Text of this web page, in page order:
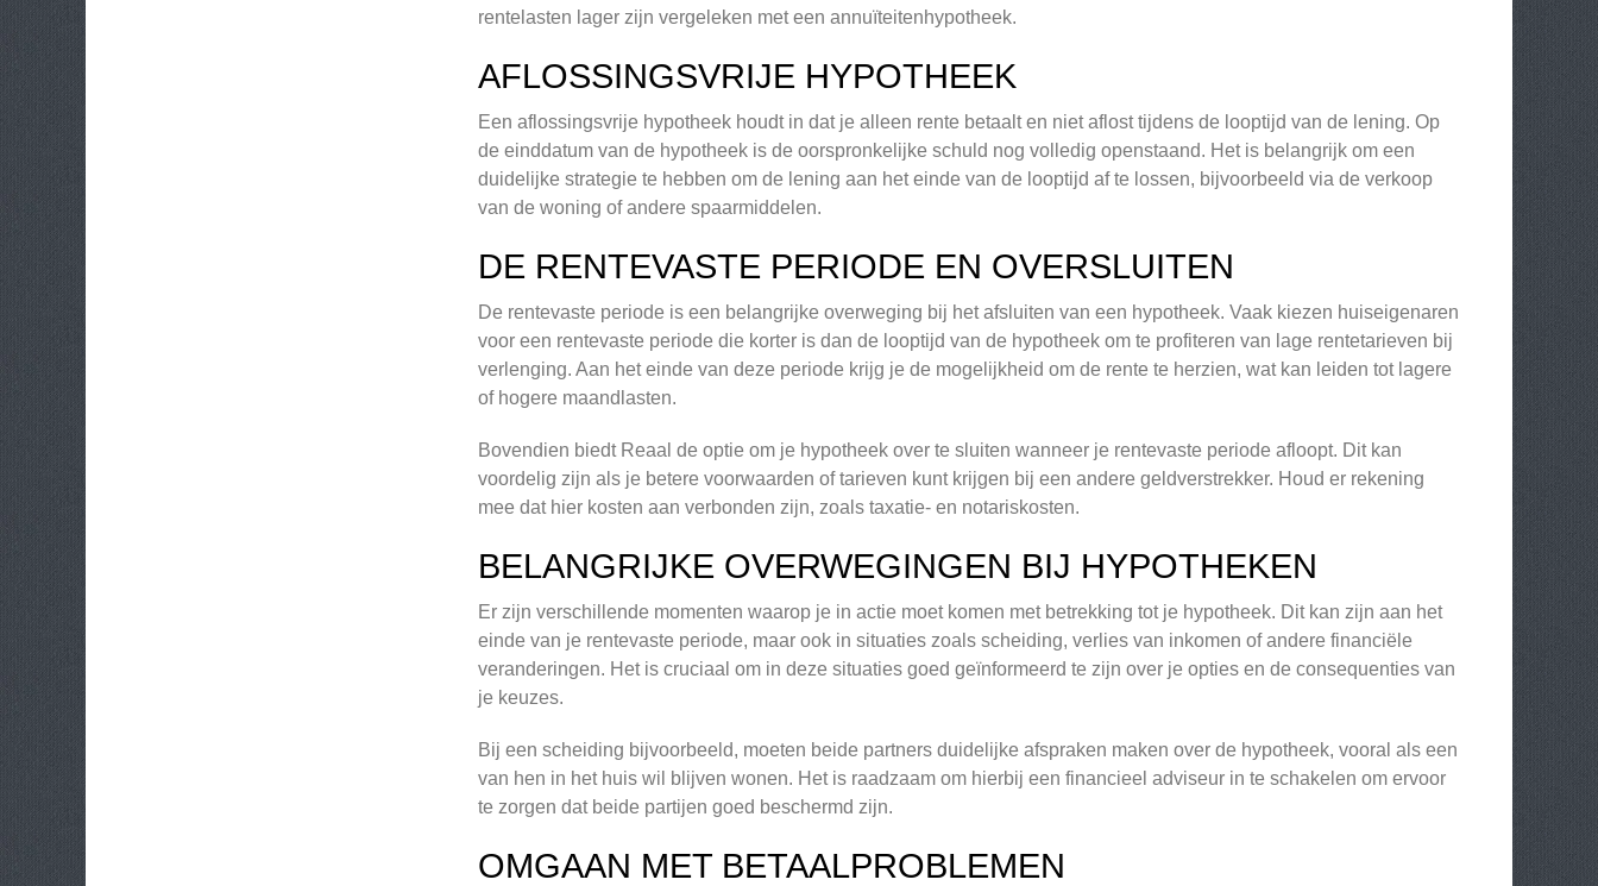
rentelasten lager zijn vergeleken met een annuïteitenhypotheek.
AFLOSSINGSVRIJE HYPOTHEEK
Een aflossingsvrije hypotheek houdt in dat je alleen rente betaalt en niet aflost tijdens de looptijd van de lening. Op
de einddatum van de hypotheek is de oorspronkelijke schuld nog volledig openstaand. Het is belangrijk om een
duidelijke strategie te hebben om de lening aan het einde van de looptijd af te lossen, bijvoorbeeld via de verkoop
van de woning of andere spaarmiddelen.
DE RENTEVASTE PERIODE EN OVERSLUITEN
De rentevaste periode is een belangrijke overweging bij het afsluiten van een hypotheek. Vaak kiezen huiseigenaren
voor een rentevaste periode die korter is dan de looptijd van de hypotheek om te profiteren van lage rentetarieven bij
verlenging. Aan het einde van deze periode krijg je de mogelijkheid om de rente te herzien, wat kan leiden tot lagere
of hogere maandlasten.
Bovendien biedt Reaal de optie om je hypotheek over te sluiten wanneer je rentevaste periode afloopt. Dit kan
voordelig zijn als je betere voorwaarden of tarieven kunt krijgen bij een andere geldverstrekker. Houd er rekening
mee dat hier kosten aan verbonden zijn, zoals taxatie- en notariskosten.
BELANGRIJKE OVERWEGINGEN BIJ HYPOTHEKEN
Er zijn verschillende momenten waarop je in actie moet komen met betrekking tot je hypotheek. Dit kan zijn aan het
einde van je rentevaste periode, maar ook in situaties zoals scheiding, verlies van inkomen of andere financiële
veranderingen. Het is cruciaal om in deze situaties goed geïnformeerd te zijn over je opties en de consequenties van
je keuzes.
Bij een scheiding bijvoorbeeld, moeten beide partners duidelijke afspraken maken over de hypotheek, vooral als een
van hen in het huis wil blijven wonen. Het is raadzaam om hierbij een financieel adviseur in te schakelen om ervoor
te zorgen dat beide partijen goed beschermd zijn.
OMGAAN MET BETAALPROBLEMEN